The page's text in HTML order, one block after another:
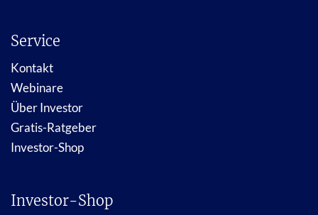
Service
Kontakt
Webinare
Über Investor
Gratis-Ratgeber
Investor-Shop
Investor-Shop